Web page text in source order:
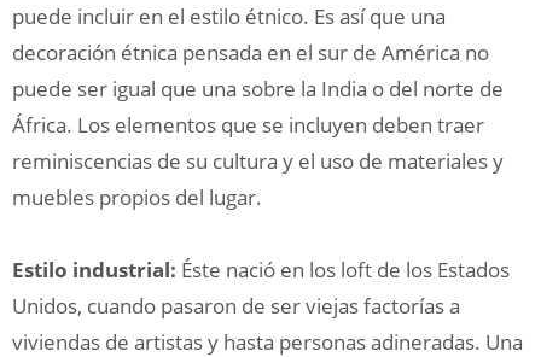
puede incluir en el estilo étnico. Es así que una
decoración étnica pensada en el sur de América no
puede ser igual que una sobre la India o del norte de
África. Los elementos que se incluyen deben traer
reminiscencias de su cultura y el uso de materiales y
muebles propios del lugar.
Estilo industrial: Éste nació en los loft de los Estados
Unidos, cuando pasaron de ser viejas factorías a
viviendas de artistas y hasta personas adineradas. Una